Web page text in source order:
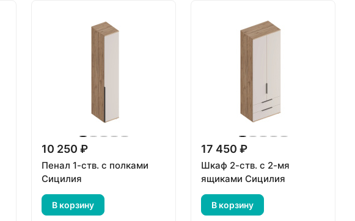
10 250 ₽
Пенал 1-ств. с полками
Сицилия
В корзину
17 450 ₽
Шкаф 2-ств. с 2-мя
ящиками Сицилия
В корзину